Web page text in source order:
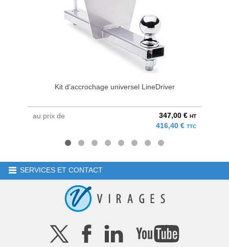
Kit d’accrochage universel LineDriver
au prix de 347,00 € HT
416,40 € TTC
SERVICES ET CONTACT